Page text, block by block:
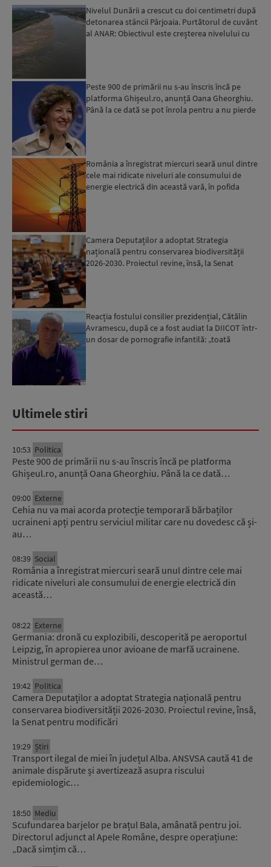
Nivelul Dunării a crescut cu doi centimetri după
detonarea stâncii Pârjoaia. Purtătorul de cuvânt
al ANAR: Obiectivul este creșterea nivelului cu
Peste 900 de primării nu s-au înscris încă pe
platforma Ghișeul.ro, anunță Oana Gheorghiu.
Până la ce dată se pot înrola pentru a nu pierde
România a înregistrat miercuri seară unul dintre
cele mai ridicate niveluri ale consumului de
energie electrică din această vară, în pofida
Camera Deputaților a adoptat Strategia
națională pentru conservarea biodiversității
2026-2030. Proiectul revine, însă, la Senat
Reacția fostului consilier prezidențial, Cătălin
Avramescu, după ce a fost audiat la DIICOT într-
un dosar de pornografie infantilă: „toată
Ultimele stiri
10:53 Politica
Peste 900 de primării nu s-au înscris încă pe platforma
Ghișeul.ro, anunță Oana Gheorghiu. Până la ce dată…
09:00 Externe
Cehia nu va mai acorda protecție temporară bărbaților
ucraineni apți pentru serviciul militar care nu dovedesc că și-
au…
08:39 Social
România a înregistrat miercuri seară unul dintre cele mai
ridicate niveluri ale consumului de energie electrică din
această…
08:22 Externe
Germania: dronă cu explozibili, descoperită pe aeroportul
Leipzig, în apropierea unor avioane de marfă ucrainene.
Ministrul german de…
19:42 Politica
Camera Deputaților a adoptat Strategia națională pentru
conservarea biodiversității 2026-2030. Proiectul revine, însă,
la Senat pentru modificări
19:29 Știri
Transport ilegal de miei în județul Alba. ANSVSA caută 41 de
animale dispărute și avertizează asupra riscului
epidemiologic…
18:50 Mediu
Scufundarea barjelor pe brațul Bala, amânată pentru joi.
Directorul adjunct al Apele Române, despre operațiune:
„Dacă simțim că…